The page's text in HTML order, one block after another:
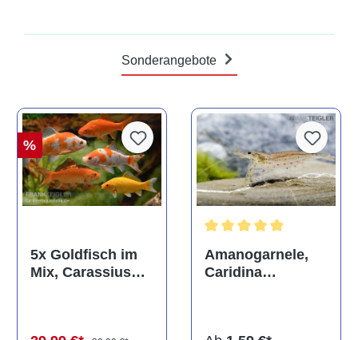
Sonderangebote
%
5x Goldfisch im
Mix, Carassius
Amanogarnele,
Caridina